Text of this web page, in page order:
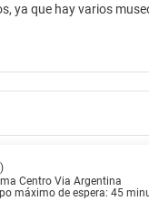
ya que hay varios
el Museo del Canal
museos y
a dos cuadras al
increíble Canal de
Centro Via Argentina
máximo de espera: 45